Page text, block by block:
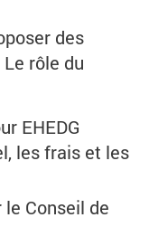
des
rôle du
EHEDG
les frais et les
Conseil de